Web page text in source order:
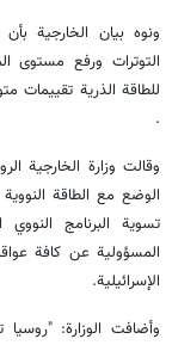
ونوه بيان الخارجية
التوترات ورفع مستوى
للطاقة الذرية تقييمات
.
وقالت وزارة الخارجية
الوضع مع الطاقة
تسوية البرنامج
المسؤولية عن كافة
الإسرائيلية.
وأضافت الوزارة: